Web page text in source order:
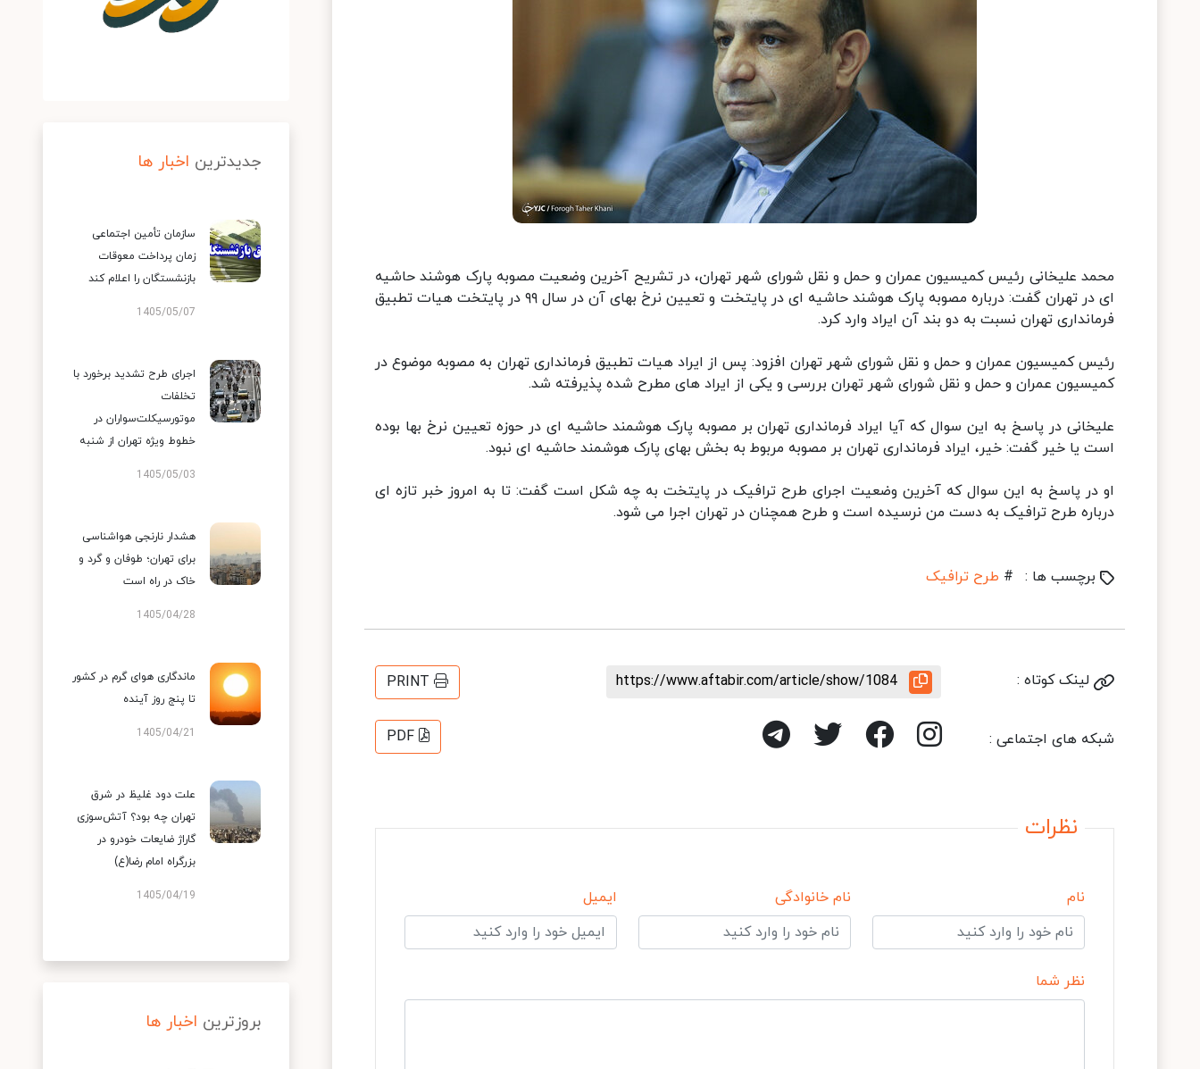
محمد علیخانی رئیس کمیسیون عمران و حمل و نقل شورای شهر تهران، در تشریح آخرین وضعیت مصوبه پارک هوشند حاشیه
ای در تهران گفت: درباره مصوبه پارک هوشند حاشیه ای در پایتخت و تعیین نرخ بهای آن در سال ۹۹ در پایتخت هیات تطبیق
فرمانداری تهران نسبت به دو بند آن ایراد وارد کرد.
رئیس کمیسیون عمران و حمل و نقل شورای شهر تهران افزود: پس از ایراد هیات تطبیق فرمانداری تهران به مصوبه موضوع در
کمیسیون عمران و حمل و نقل شورای شهر تهران بررسی و یکی از ایراد های مطرح شده پذیرفته شد.
علیخانی در پاسخ به این سوال که آیا ایراد فرمانداری تهران بر مصوبه پارک هوشمند حاشیه ای در حوزه تعیین نرخ بها بوده
است یا خیر گفت: خیر، ایراد فرمانداری تهران بر مصوبه مربوط به بخش بهای پارک هوشمند حاشیه ای نبود.
او در پاسخ به این سوال که آخرین وضعیت اجرای طرح ترافیک در پایتخت به چه شکل است گفت: تا به امروز خبر تازه ای
درباره طرح ترافیک به دست من نرسیده است و طرح همچنان در تهران اجرا می شود.
برچسب ها : # طرح ترافیک
لینک کوتاه : https://www.aftabir.com/article/show/1084
PRINT
شبکه های اجتماعی : PDF
نظرات
نام نام خانوادگی ایمیل
نظر شما
جدیدترین اخبار ها
سازمان تأمین اجتماعی
زمان پرداخت معوقات
بازنشستگان را اعلام کند
1405/05/07
اجرای طرح تشدید برخورد با
تخلفات
موتورسیکلت‌سواران در
خطوط ویژه تهران از شنبه
1405/05/03
هشدار نارنجی هواشناسی
برای تهران؛ طوفان و گرد و
خاک در راه است
1405/04/28
ماندگاری هوای گرم در کشور
تا پنج روز آینده
1405/04/21
علت دود غلیظ در شرق
تهران چه بود؟ آتش‌سوزی
گاراژ ضایعات خودرو در
بزرگراه امام رضا(ع)
1405/04/19
بروزترین اخبار ها